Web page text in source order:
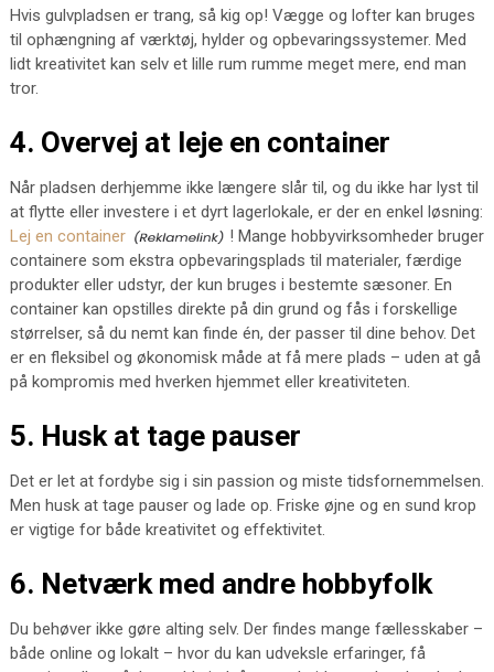
Hvis gulvpladsen er trang, så kig op! Vægge og lofter kan bruges
til ophængning af værktøj, hylder og opbevaringssystemer. Med
lidt kreativitet kan selv et lille rum rumme meget mere, end man
tror.
4. Overvej at leje en container
Når pladsen derhjemme ikke længere slår til, og du ikke har lyst til
at flytte eller investere i et dyrt lagerlokale, er der en enkel løsning:
Lej en container
! Mange hobbyvirksomheder bruger
containere som ekstra opbevaringsplads til materialer, færdige
produkter eller udstyr, der kun bruges i bestemte sæsoner. En
container kan opstilles direkte på din grund og fås i forskellige
størrelser, så du nemt kan finde én, der passer til dine behov. Det
er en fleksibel og økonomisk måde at få mere plads – uden at gå
på kompromis med hverken hjemmet eller kreativiteten.
5. Husk at tage pauser
Det er let at fordybe sig i sin passion og miste tidsfornemmelsen.
Men husk at tage pauser og lade op. Friske øjne og en sund krop
er vigtige for både kreativitet og effektivitet.
6. Netværk med andre hobbyfolk
Du behøver ikke gøre alting selv. Der findes mange fællesskaber –
både online og lokalt – hvor du kan udveksle erfaringer, få